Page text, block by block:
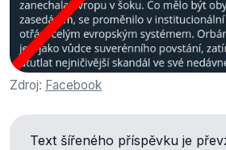
Zdroj: Facebook
Text šířeného příspěvku je